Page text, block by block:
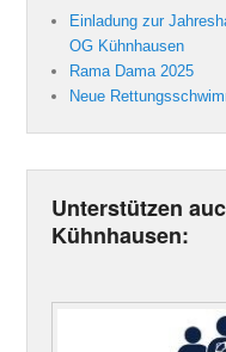
Einladung zur
OG Kühnhausen
Rama Dama 2025
Neue
Unterstützen
Kühnhausen: